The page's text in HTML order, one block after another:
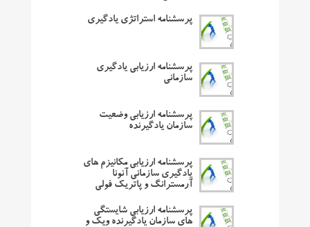
پرسشنامه استراتژی یادگیری
پرسشنامه ارزیابی یادگیری
سازمانی
پرسشنامه ارزیابی وضعیت
سازمان یادگیرنده
پرسشنامه ارزیابی مکانیزم های
یادگیری سازمانی آنونا
آرمسترانگ و پاتریک فولی
پرسشنامه ارزیابی شایستگی
های سازمان یادگیرنده ویک و